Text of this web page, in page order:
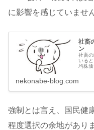
に影響を感じていませ
社畜
ン
社畜
いる
均株
nekonabe-blog.com
強制とは言え、国民健
程度選択の余地があり